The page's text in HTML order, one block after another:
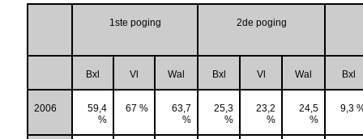
1ste poging 2de poging
Bxl Vl Wal Bxl Vl Wal Bxl
2006
59,4
%
67 %
63,7
%
25,3
%
23,2
%
24,5
%
9,3